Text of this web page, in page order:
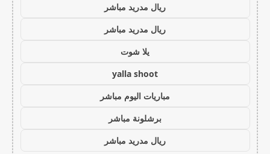
ريال مدريد مباشر
ريال مدريد مباشر
يلا شوت
yalla shoot
مباريات اليوم مباشر
برشلونة مباشر
ريال مدريد مباشر